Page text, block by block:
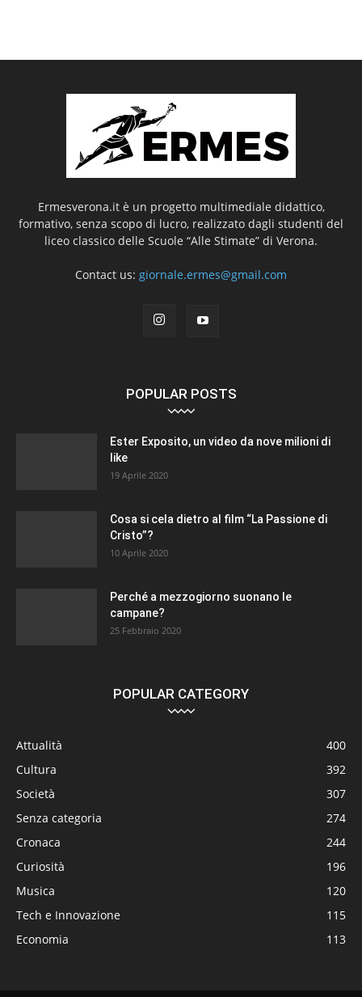
Ermesverona.it è un progetto multimediale didattico,
formativo, senza scopo di lucro, realizzato dagli studenti del
liceo classico delle Scuole “Alle Stimate” di Verona.
Contact us: giornale.ermes@gmail.com
POPULAR POSTS
Ester Exposito, un video da nove milioni di
like
19 Aprile 2020
Cosa si cela dietro al film “La Passione di
Cristo”?
10 Aprile 2020
Perché a mezzogiorno suonano le
campane?
25 Febbraio 2020
POPULAR CATEGORY
Attualità
400
Cultura
392
Società
307
Senza categoria
274
Cronaca
244
Curiosità
196
Musica
120
Tech e Innovazione
115
Economia
113